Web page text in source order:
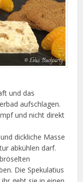
und das
aufschlagen.
und nicht direkt
dickliche Masse
abkühlen darf.
Die Spekulatius